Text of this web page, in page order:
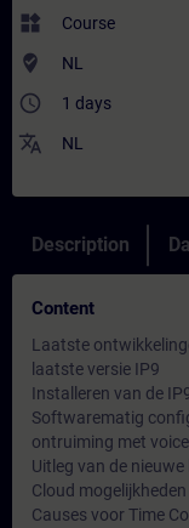
widgets Course
where_to_vote NL
access_time 1 days
translate NL
Description
Content
Laatste
laatste versie IP9
Installeren van de
Softwarematig
ontruiming met
Uitleg van de
Cloud mogelijkheden
Causes voor Time